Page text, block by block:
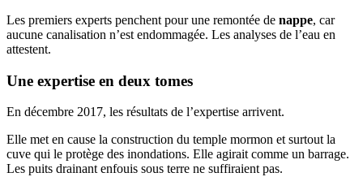
Les premiers experts penchent pour une remontée de nappe, car
aucune canalisation n’est endommagée. Les analyses de l’eau en
attestent.
Une expertise en deux tomes
En décembre 2017, les résultats de l’expertise arrivent.
Elle met en cause la construction du temple mormon et surtout la
cuve qui le protège des inondations. Elle agirait comme un barrage.
Les puits drainant enfouis sous terre ne suffiraient pas.